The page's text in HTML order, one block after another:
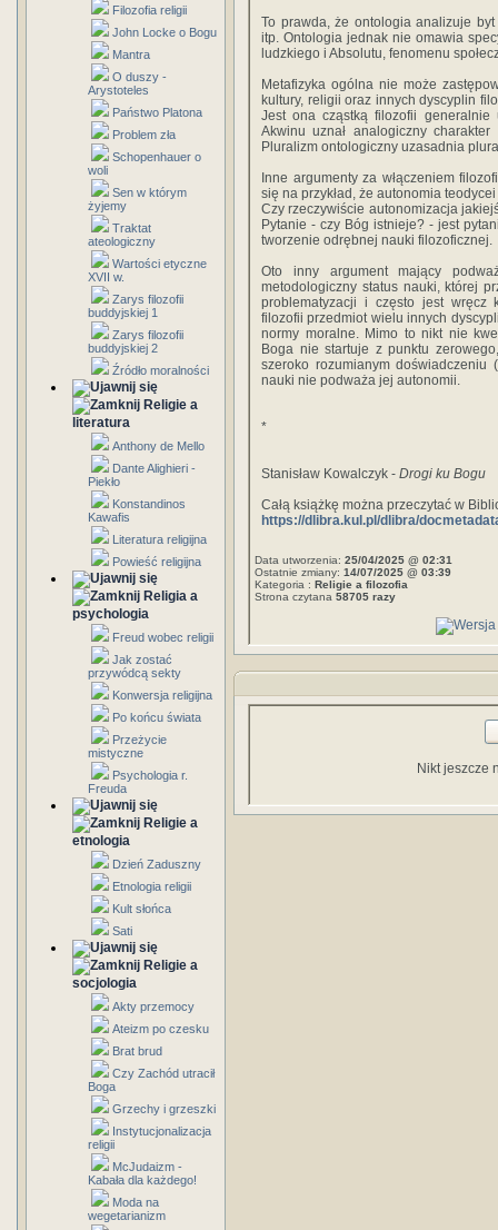
Filozofia religii
John Locke o Bogu
Mantra
O duszy -
Arystoteles
Państwo Platona
Problem zła
Schopenhauer o
woli
Sen w którym
żyjemy
Traktat
ateologiczny
Wartości etyczne
XVII w.
Zarys filozofii
buddyjskiej 1
Zarys filozofii
buddyjskiej 2
Źródło moralności
Religie a
literatura
Anthony de Mello
Dante Alighieri -
Piekło
Konstandinos
Kawafis
Literatura religijna
Powieść religijna
Religia a
psychologia
Freud wobec religii
Jak zostać
przywódcą sekty
Konwersja religijna
Po końcu świata
Przeżycie
mistyczne
Psychologia r.
Freuda
Religie a
etnologia
Dzień Zaduszny
Etnologia religii
Kult słońca
Sati
Religie a
socjologia
Akty przemocy
Ateizm po czesku
Brat brud
Czy Zachód utracił
Boga
Grzechy i grzeszki
Instytucjonalizacja
religii
McJudaizm -
Kabała dla każdego!
Moda na
wegetarianizm
To prawda, że ontologia analizuje
itp. Ontologia jednak nie omawia
ludzkiego i Absolutu, fenomenu
Metafizyka ogólna nie może
kultury, religii oraz innych dyscyplin
Jest ona cząstką filozofii
Akwinu uznał analogiczny
Pluralizm ontologiczny uzasadnia
Inne argumenty za włączeniem
się na przykład, że autonomia
Czy rzeczywiście autonomizacja
Pytanie - czy Bóg istnieje? - jest
tworzenie odrębnej nauki filozoficznej.
Oto inny argument mający
metodologiczny status nauki, której
problematyzacji i często jest wręcz
filozofii przedmiot wielu innych
normy moralne. Mimo to nikt nie
Boga nie startuje z punktu
szeroko rozumianym doświadczeniu
nauki nie podważa jej autonomii.
*
Stanisław Kowalczyk - Drogi ku Bogu
Całą książkę można przeczytać w
https://dlibra.kul.pl/dlibra/
Data utworzenia: 25/04/2025 @ 02:31
Ostatnie zmiany: 14/07/2025 @ 03:39
Kategoria : Religie a filozofia
Strona czytana 58705 razy
Nikt jeszcze